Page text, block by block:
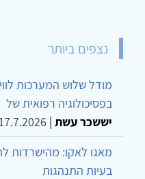
נצפים ביותר
מודל שלוש המערכות
בפסיכולוגיה רפואית של
יששכר עשת |
מאגו לאקו: מהישרדות
בעיות התנהגות